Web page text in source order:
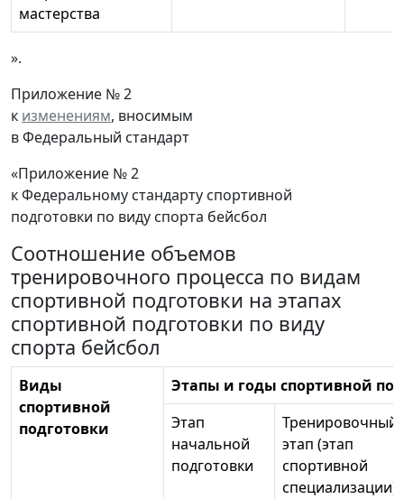
мастерства
».
Приложение № 2
к изменениям, вносимым
в Федеральный стандарт
«Приложение № 2
к Федеральному стандарту спортивной
подготовки по виду спорта бейсбол
Соотношение объемов
тренировочного процесса по видам
спортивной подготовки на этапах
спортивной подготовки по виду
спорта бейсбол
Виды
спортивной
подготовки
Этапы и годы спортивной
Этап
начальной
подготовки
Тренировочный
этап (этап
спортивной
специализации)